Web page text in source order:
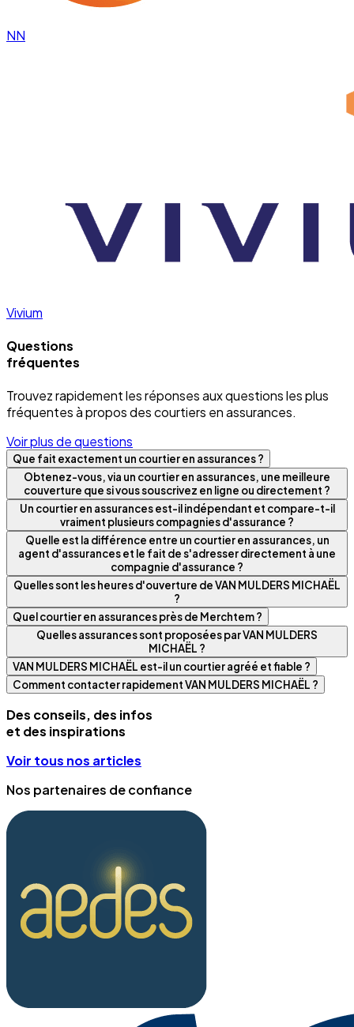
NN
Vivium
Questions
fréquentes
Trouvez rapidement les réponses aux questions les plus
fréquentes à propos des courtiers en assurances.
Voir plus de questions
Que fait exactement un courtier en assurances ?
Obtenez-vous, via un courtier en assurances, une meilleure
couverture que si vous souscrivez en ligne ou directement ?
Un courtier en assurances est-il indépendant et compare-t-il
vraiment plusieurs compagnies d'assurance ?
Quelle est la différence entre un courtier en assurances, un
agent d'assurances et le fait de s'adresser directement à une
compagnie d'assurance ?
Quelles sont les heures d'ouverture de VAN MULDERS MICHAËL
?
Quel courtier en assurances près de Merchtem ?
Quelles assurances sont proposées par VAN MULDERS
MICHAËL ?
VAN MULDERS MICHAËL est-il un courtier agréé et fiable ?
Comment contacter rapidement VAN MULDERS MICHAËL ?
Des conseils, des infos
et des inspirations
Voir tous nos articles
Nos partenaires de confiance